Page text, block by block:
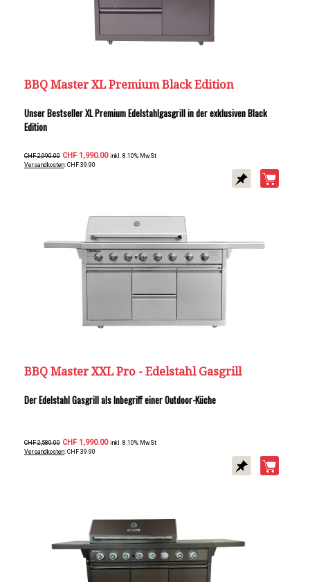
BBQ Master XL Premium Black Edition
Unser Bestseller XL Premium Edelstahlgasgrill in der exklusiven Black
Edition
CHF 2,990.00 CHF 1,990.00 inkl. 8.10% MwSt
Versandkosten: CHF 39.90
BBQ Master XXL Pro - Edelstahl Gasgrill
Der Edelstahl Gasgrill als Inbegriff einer Outdoor-Küche
CHF 2,580.00 CHF 1,990.00 inkl. 8.10% MwSt
Versandkosten: CHF 39.90